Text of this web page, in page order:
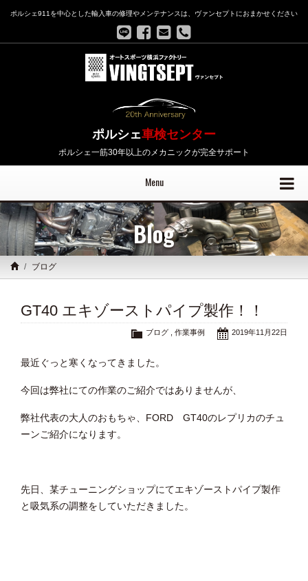
ポルシェ911を中心とした輸入車の修理やメンテナンスは、ヴァンセプトにおまかせください
ポルシェ車検センター
ポルシェ一筋30年以上のメカニックが完全サポート
Menu
Blog
ブログ
GT40 エキゾーストパイプ製作！！
2019年11月22日
ブログ 作業事例
最近ぐっと寒くなってきました。
今回は弊社にての作業のご紹介ではありませんが、
弊社代表の大人のおもちゃ、FORD GT40のレプリカのチュ
ーンご紹介になります。
先日、某チューニングショップにてエキゾーストパイプ製作
と吸気系の調整をしていただきました。